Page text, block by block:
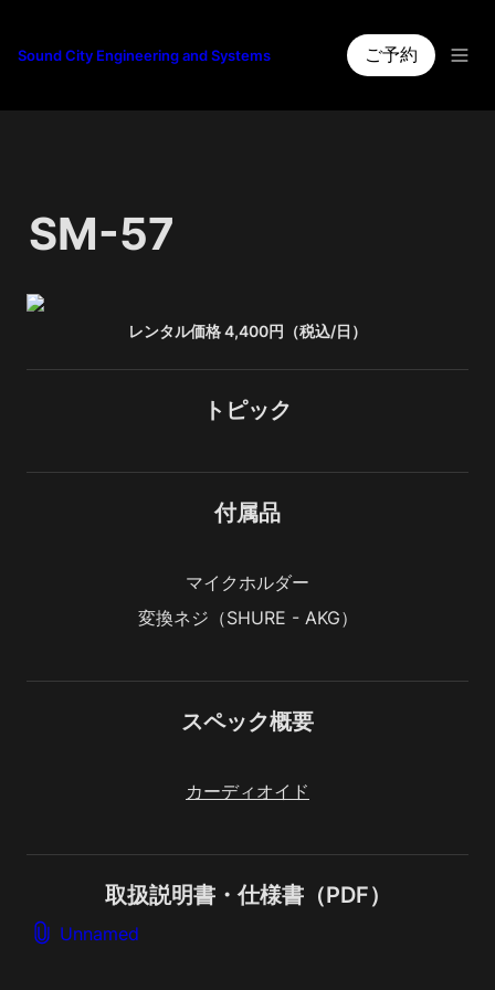
Sound City Engineering and Systems ご予約
SM-57
レンタル価格 4,400円（税込/日）
トピック
付属品
マイクホルダー
変換ネジ（SHURE - AKG）
スペック概要
カーディオイド
取扱説明書・仕様書（PDF）
Unnamed